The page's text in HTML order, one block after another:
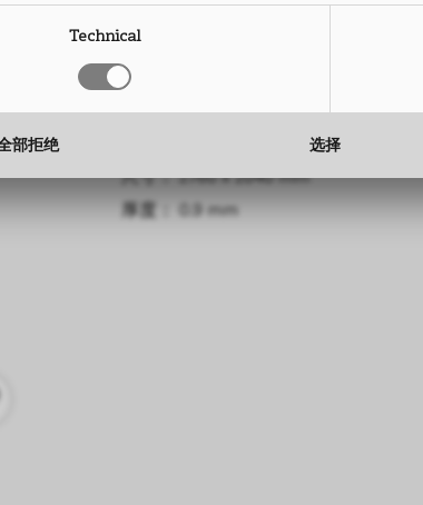
CEPPO
LS40
尺寸： 2760 x 2040 mm
厚度： 0.9 mm
CEPPO
LS40
尺寸： 1300 mm
厚度： 0.2 mm
Technical
部拒绝 选择